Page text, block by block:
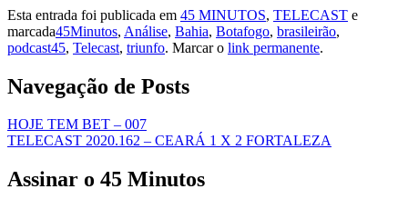
Esta entrada foi publicada em 45 MINUTOS, TELECAST e
marcada45Minutos, Análise, Bahia, Botafogo, brasileirão,
podcast45, Telecast, triunfo. Marcar o link permanente.
Navegação de Posts
HOJE TEM BET – 007
TELECAST 2020.162 – CEARÁ 1 X 2 FORTALEZA
Assinar o 45 Minutos